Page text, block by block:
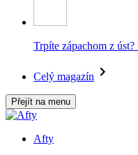
Trpíte zápachom z
Celý magazín
Přejít na menu
Afty